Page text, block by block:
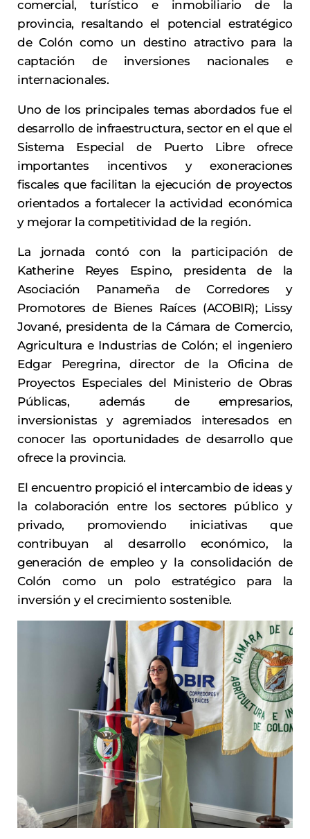
comercial, turístico e inmobiliario de la
provincia, resaltando el potencial estratégico
de Colón como un destino atractivo para la
captación de inversiones nacionales e
internacionales.
Uno de los principales temas abordados fue el
desarrollo de infraestructura, sector en el que el
Sistema Especial de Puerto Libre ofrece
importantes incentivos y exoneraciones
fiscales que facilitan la ejecución de proyectos
orientados a fortalecer la actividad económica
y mejorar la competitividad de la región.
La jornada contó con la participación de
Katherine Reyes Espino, presidenta de la
Asociación Panameña de Corredores y
Promotores de Bienes Raíces (ACOBIR); Lissy
Jované, presidenta de la Cámara de Comercio,
Agricultura e Industrias de Colón; el ingeniero
Edgar Peregrina, director de la Oficina de
Proyectos Especiales del Ministerio de Obras
Públicas, además de empresarios,
inversionistas y agremiados interesados en
conocer las oportunidades de desarrollo que
ofrece la provincia.
El encuentro propició el intercambio de ideas y
la colaboración entre los sectores público y
privado, promoviendo iniciativas que
contribuyan al desarrollo económico, la
generación de empleo y la consolidación de
Colón como un polo estratégico para la
inversión y el crecimiento sostenible.